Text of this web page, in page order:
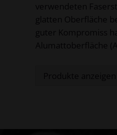
verwendeten
glatten Oberfläche
guter Kompromiss
Alumattoberfläche